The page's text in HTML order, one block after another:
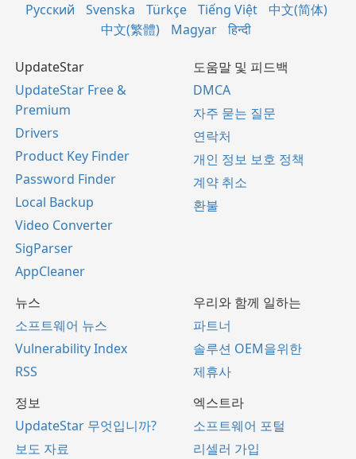
Русский
Svenska Türkçe Tiếng Việt
中文(简体)
中文(繁體)
Magyar हिन्दी
UpdateStar
UpdateStar Free &
Premium
Drivers
Product Key Finder
Password Finder
Local Backup
Video Converter
SigParser
AppCleaner
도움말 및 피드백
DMCA
자주 묻는 질문
연락처
개인 정보 보호 정책
계약 취소
환불
뉴스
소프트웨어 뉴스
Vulnerability Index
RSS
우리와 함께 일하는
파트너
솔루션 OEM을위한
제휴사
정보
UpdateStar 무엇입니까?
보도 자료
엑스트라
소프트웨어 포털
리셀러 가입